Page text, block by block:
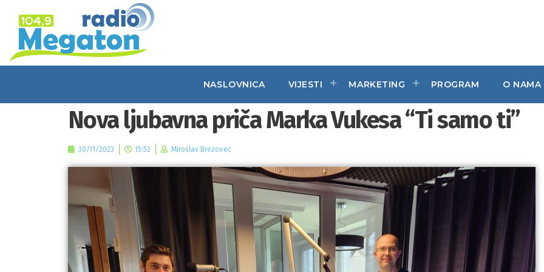
NASLOVNICA VIJESTI MARKETING PROGRAM O NAMA
Nova ljubavna priča Marka Vukesa “Ti samo ti”
30/11/2023 15:52 Miroslav Brezovec